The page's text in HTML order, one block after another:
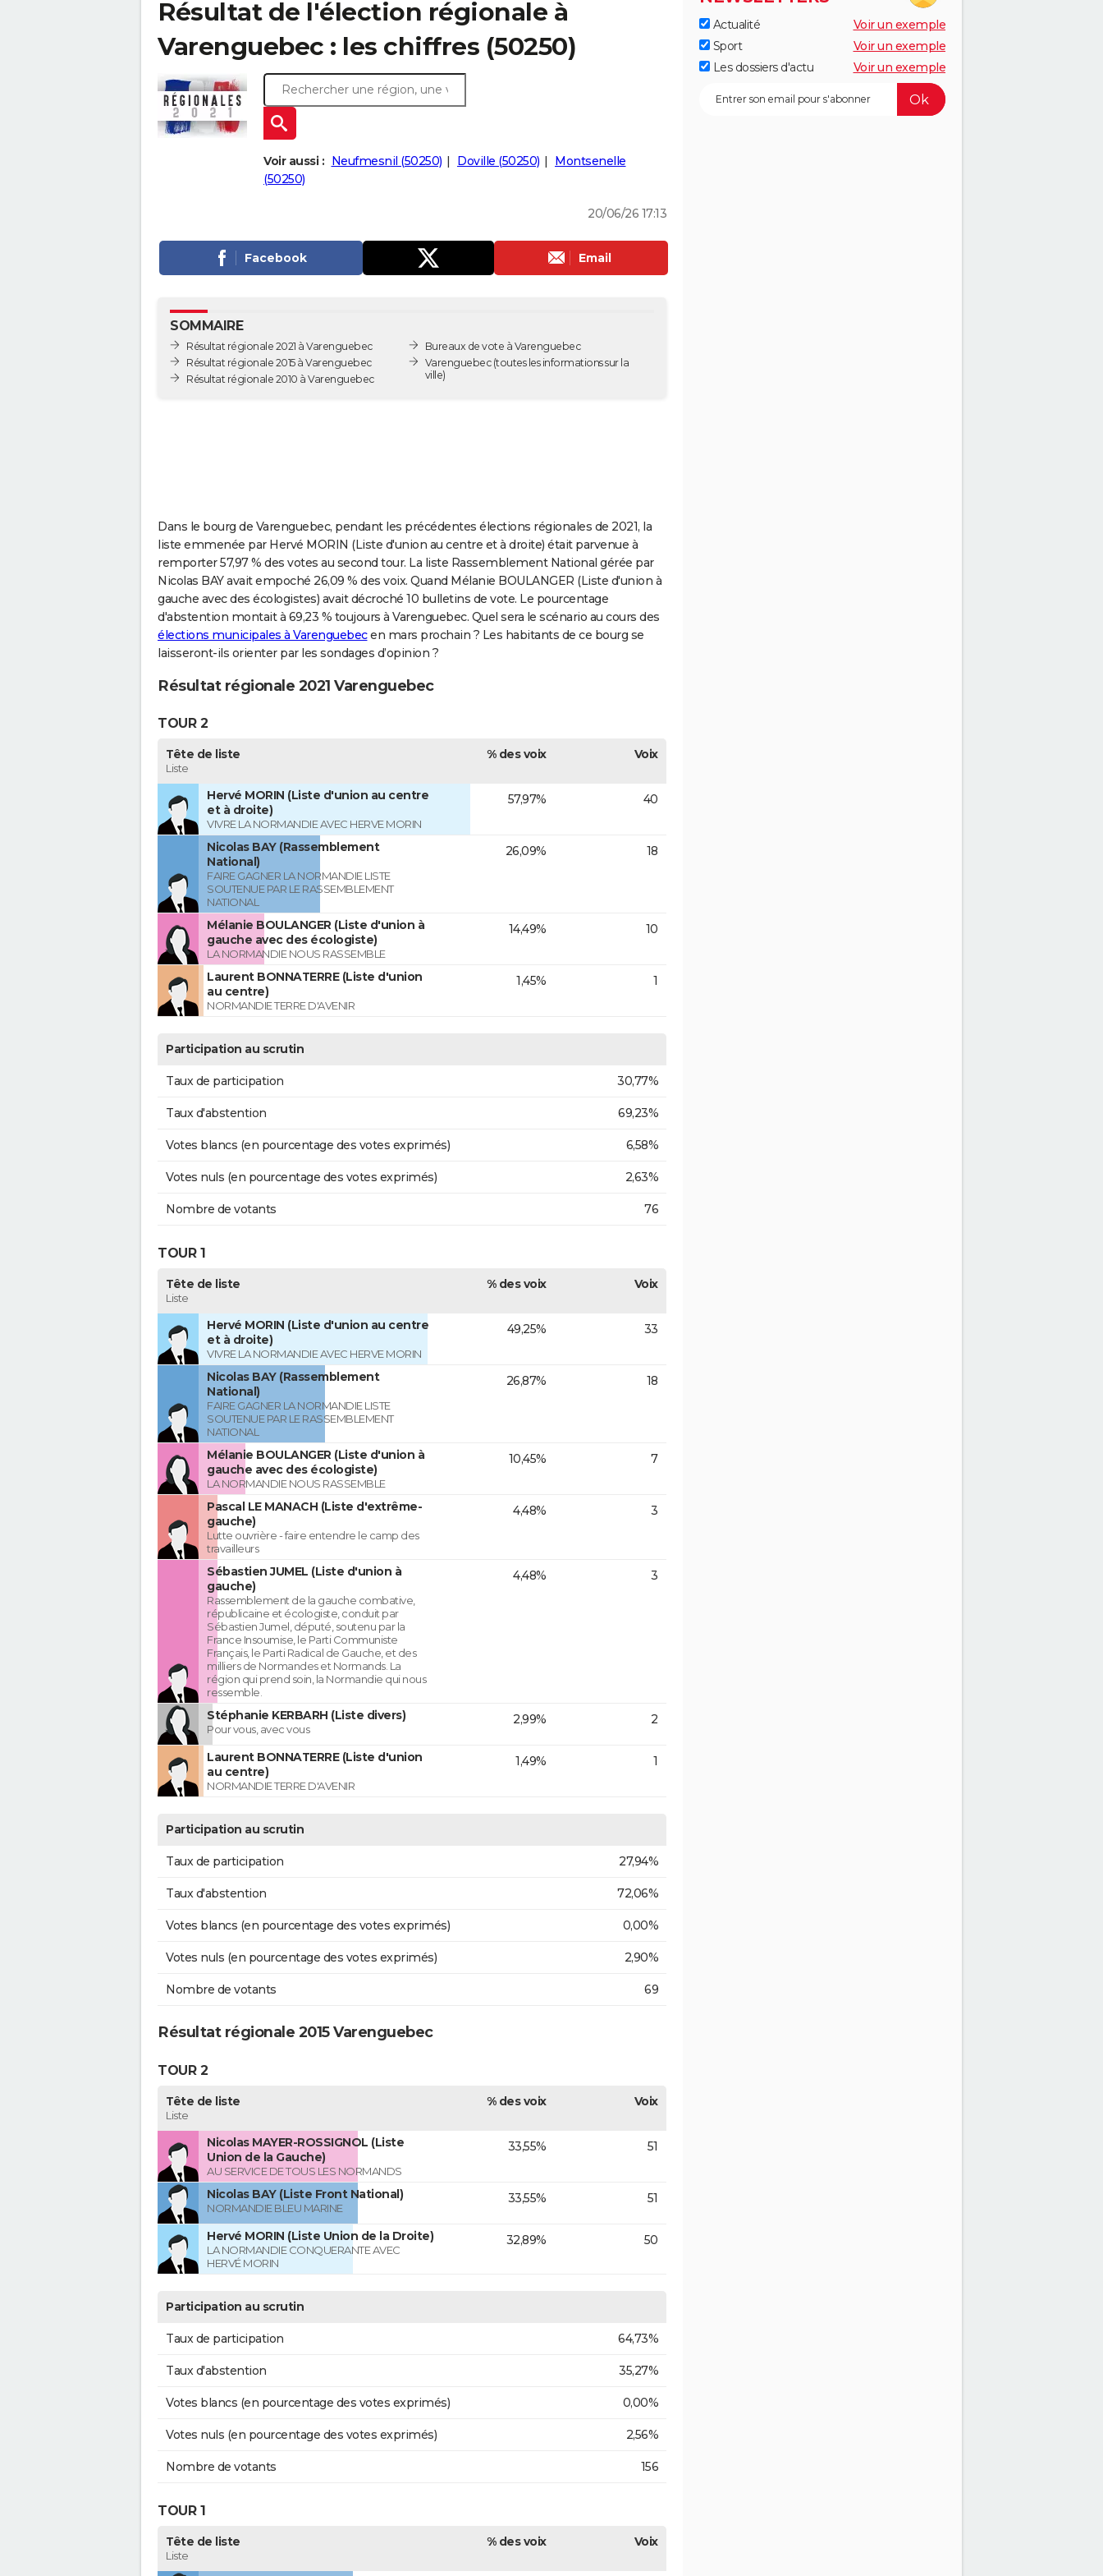
Résultat de l'élection régionale à
Varenguebec : les chiffres (50250)
Voir aussi : Neufmesnil (50250) Doville (50250)
Montsenelle
(50250)
20/06/26 17:13
Facebook Email
SOMMAIRE
Résultat régionale 2021 à Varenguebec
Résultat régionale 2015 à Varenguebec
Résultat régionale 2010 à Varenguebec
Bureaux de vote à Varenguebec
Varenguebec(toutes les informations sur la
ville)
Dans le bourg de Varenguebec, pendant les précédentes élections régionales de 2021, la
liste emmenée par Hervé MORIN (Liste d'union au centre et à droite) était parvenue à
remporter 57,97 % des votes au second tour. La liste Rassemblement National gérée par
Nicolas BAY avait empoché 26,09 % des voix. Quand Mélanie BOULANGER (Liste d'union à
gauche avec des écologistes) avait décroché 10 bulletins de vote. Le pourcentage
d'abstention montait à 69,23 % toujours à Varenguebec. Quel sera le scénario au cours des
élections municipales à Varenguebecen mars prochain ? Les habitants de ce bourg se
laisseront-ils orienter par les sondages d’opinion ?
Résultat régionale 2021 Varenguebec
TOUR 2
Tête de liste
Liste
% des voix Voix
Hervé MORIN (Liste d'union au centre
et à droite)
VIVRE LA NORMANDIE AVEC HERVE MORIN
57,97% 40
Nicolas BAY (Rassemblement
National)
FAIRE GAGNER LA NORMANDIE LISTE
SOUTENUE PAR LE RASSEMBLEMENT
NATIONAL
26,09% 18
Mélanie BOULANGER (Liste d'union à
gauche avec des écologiste)
LA NORMANDIE NOUS RASSEMBLE
14,49% 10
Laurent BONNATERRE (Liste d'union
au centre)
NORMANDIE TERRE D'AVENIR
1,45% 1
Participation au scrutin
Taux de participation 30,77%
Taux d'abstention 69,23%
Votes blancs (en pourcentage des votes exprimés) 6,58%
Votes nuls (en pourcentage des votes exprimés) 2,63%
Nombre de votants 76
TOUR 1
Tête de liste
Liste
% des voix Voix
Hervé MORIN (Liste d'union au centre
et à droite)
VIVRE LA NORMANDIE AVEC HERVE MORIN
49,25% 33
Nicolas BAY (Rassemblement
National)
FAIRE GAGNER LA NORMANDIE LISTE
SOUTENUE PAR LE RASSEMBLEMENT
NATIONAL
26,87% 18
Mélanie BOULANGER (Liste d'union à
gauche avec des écologiste)
LA NORMANDIE NOUS RASSEMBLE
10,45% 7
Pascal LE MANACH (Liste d'extrême-
gauche)
Lutte ouvrière - faire entendre le camp des
travailleurs
4,48% 3
Sébastien JUMEL (Liste d'union à
gauche)
Rassemblement de la gauche combative,
républicaine et écologiste, conduit par
Sébastien Jumel, député, soutenu par la
France Insoumise, le Parti Communiste
Français, le Parti Radical de Gauche, et des
milliers de Normandes et Normands. La
région qui prend soin, la Normandie qui nous
ressemble.
4,48% 3
Stéphanie KERBARH (Liste divers)
Pour vous, avec vous
2,99% 2
Laurent BONNATERRE (Liste d'union
au centre)
NORMANDIE TERRE D'AVENIR
1,49% 1
Participation au scrutin
Taux de participation 27,94%
Taux d'abstention 72,06%
Votes blancs (en pourcentage des votes exprimés) 0,00%
Votes nuls (en pourcentage des votes exprimés) 2,90%
Nombre de votants 69
Résultat régionale 2015 Varenguebec
TOUR 2
Tête de liste
Liste
% des voix Voix
Nicolas MAYER-ROSSIGNOL (Liste
Union de la Gauche)
AU SERVICE DE TOUS LES NORMANDS
33,55% 51
Nicolas BAY (Liste Front National)
NORMANDIE BLEU MARINE
33,55% 51
Hervé MORIN (Liste Union de la Droite)
LA NORMANDIE CONQUERANTE AVEC
HERVÉ MORIN
32,89% 50
Participation au scrutin
Taux de participation 64,73%
Taux d'abstention 35,27%
Votes blancs (en pourcentage des votes exprimés) 0,00%
Votes nuls (en pourcentage des votes exprimés) 2,56%
Nombre de votants 156
TOUR 1
Tête de liste
Liste
% des voix Voix
Actualité
Voir un exemple
Sport
Voir un exemple
Les dossiers d'actu
Voir un exemple